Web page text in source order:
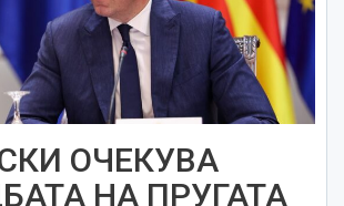
ОЧЕКУВА
НА ПРУГАТА